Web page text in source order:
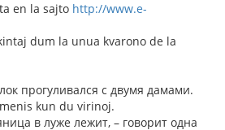
en la sajto http://www.e-
dum la unua kvarono de la
прогуливался с двумя дамами.
kun du virinoj.
в луже лежит, – говорит одна